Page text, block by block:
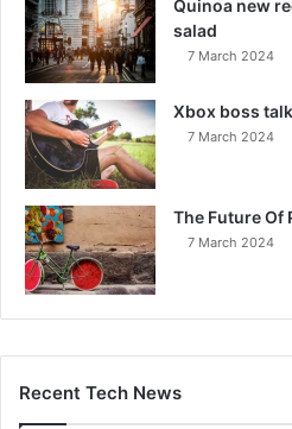
Quinoa new
salad
7 March 2024
Xbox boss
7 March 2024
The Future Of
7 March 2024
Recent Tech News